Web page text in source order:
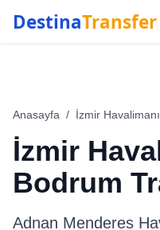
DestinaTransfer
Anasayfa / İzmir
İzmir
Bodrum
Adnan Menderes